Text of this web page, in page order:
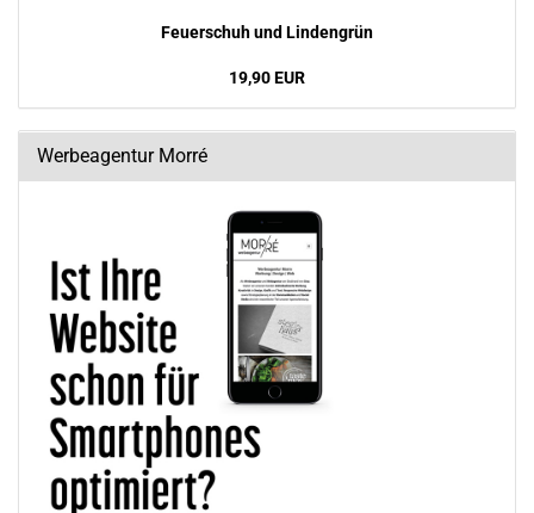
Feu­er­schuh und Lin­den­grün
19,90 EUR
Werbeagentur Morré